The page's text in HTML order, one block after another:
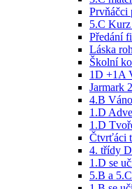
Prvňáčci
5.C
Předání
Láska
Školní
1D +1A
Jarmark
4.B
1.D
1.D
Čtvrťáci
4. třídy
1.D se
5.B a